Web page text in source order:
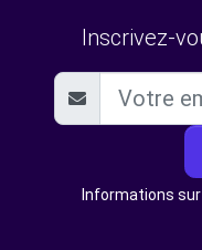
Inscrivez-
Informations